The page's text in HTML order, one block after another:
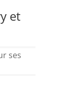
et
ses